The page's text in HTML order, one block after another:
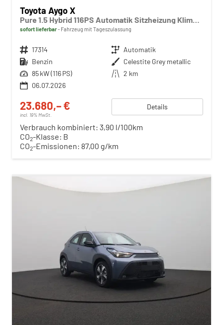
Toyota Aygo X
Pure 1.5 Hybrid 116PS Automatik Sitzheizung Klimaautomatik Rückf.Kamera AbstandsTempomat Nebelscheinw. Multifunktionslenkrad Bluetooth Touchscreen Apple CarPlay + Android Auto 2xKeyless
sofort lieferbar Fahrzeug mit Tageszulassung
Fahrzeugnr. 17314 Getriebe Automatik
Kraftstoff Benzin Außenfarbe Celestite Grey metallic
Leistung 85 kW (116 PS) Kilometerstand 2 km
06.07.2026
23.680,– €
incl. 19% MwSt.
Details
Verbrauch kombiniert: 3,90 l/100km
CO2-Klasse: B
CO2-Emissionen: 87,00 g/km